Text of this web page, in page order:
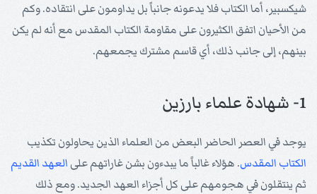
شيكسبير، أما الكتاب فلا يدعونه جانباً بل يداومون على انتقاده. وكم
من الأحيان اتفق الكثيرون على مقاومة الكتاب المقدس مع أنه لم يكن
بينهم، إلى جانب ذلك، أي قاسم مشترك يجمعهم.
1- شهادة علماء بارزين
يوجد في العصر الحاضر البعض من العلماء الذين يحاولون تكذيب
الكتاب المقدس. هؤلاء غالباً ما يبدءون بشن غاراتهم على العهد القديم
ثم ينتقلون في هجومهم على كل أجزاء العهد الجديد. ومع ذلك